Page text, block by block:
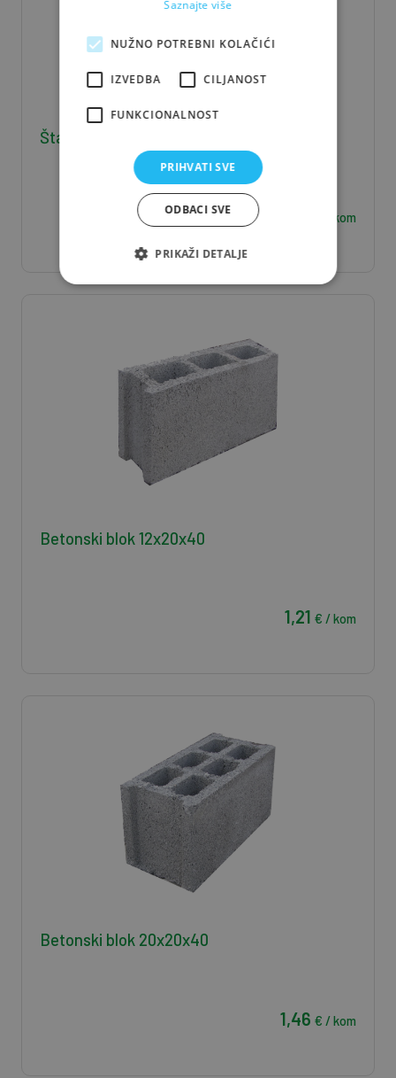
Štafla J/S 5*8*400 - 0,016 m3/kom
€ / kom
Betonski blok 12x20x40
1,21 € / kom
Betonski blok 20x20x40
1,46 € / kom
Saznajte više
NUŽNO POTREBNI KOLAČIĆI
IZVEDBA CILJANOST
FUNKCIONALNOST
PRIHVATI SVE
ODBACI SVE
PRIKAŽI DETALJE